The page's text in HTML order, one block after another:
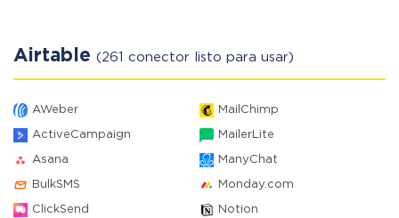
Airtable (261 conector listo para usar)
AWeber MailChimp
ActiveCampaign MailerLite
Asana ManyChat
BulkSMS Monday.com
ClickSend Notion